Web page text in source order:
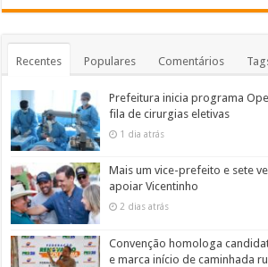
Recentes Populares Comentários
Prefeitura inicia programa
fila de cirurgias eletivas
1 dia atrás
Mais um vice-prefeito e sete
apoiar Vicentinho
2 dias atrás
Convenção homologa
e marca início de caminhada